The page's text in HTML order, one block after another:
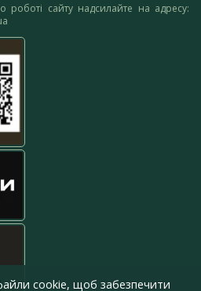
роботі сайту надсилайте на адресу:
cookie, щоб забезпечити